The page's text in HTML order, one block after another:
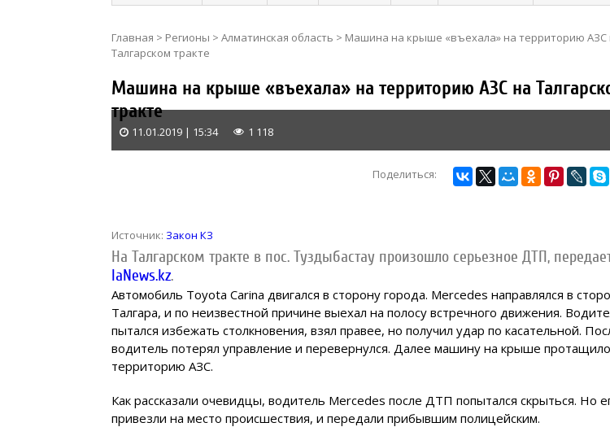
Главная > Регионы > Алматинская область > Машина на крыше «въехала» на территорию АЗС
Талгарском тракте
Машина на крыше «въехала» на территорию АЗС на
тракте
11.01.2019 | 15:34 1 118
Поделиться:
Источник: Закон КЗ
На Талгарском тракте в пос. Туздыбастау произошло серьезное ДТП,
IaNews.kz.
Автомобиль Toyota Carina двигался в сторону города. Mercedes направлялся в
Талгара, и по неизвестной причине выехал на полосу встречного движения.
пытался избежать столкновения, взял правее, но получил удар по касательной.
водитель потерял управление и перевернулся. Далее машину на крыше
территорию АЗС.
Как рассказали очевидцы, водитель Mercedes после ДТП попытался скрыться. Но
привезли на место происшествия, и передали прибывшим полицейским.